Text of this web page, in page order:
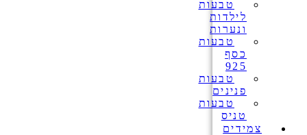
טבעות
לילדות
ונערות
טבעות
כסף
925
טבעות
פנינים
טבעות
טניס
צמידים